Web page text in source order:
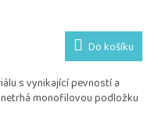
Do košíku
s vynikající pevností a
monofilovou podložku